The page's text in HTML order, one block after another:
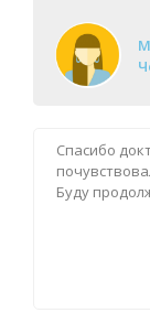
Спасибо
Буду